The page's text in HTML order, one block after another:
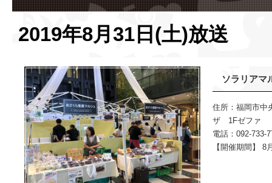
2019年8月31日(土)放送
ソラリアマ
住所：福岡市
ザ 1Fゼファ
電話：092-733-
【開催期間】 8